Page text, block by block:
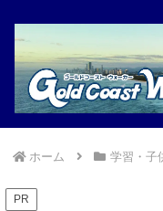
ホーム 学習・子
PR